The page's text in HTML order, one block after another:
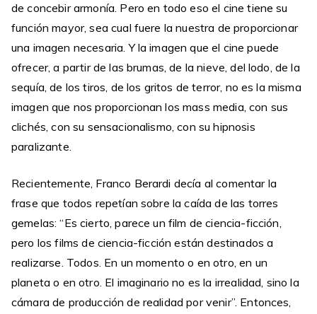
de concebir armonía. Pero en todo eso el cine tiene su
función mayor, sea cual fuere la nuestra de proporcionar
una imagen necesaria. Y la imagen que el cine puede
ofrecer, a partir de las brumas, de la nieve, del lodo, de la
sequía, de los tiros, de los gritos de terror, no es la misma
imagen que nos proporcionan los mass media, con sus
clichés, con su sensacionalismo, con su hipnosis
paralizante.
Recientemente, Franco Berardi decía al comentar la
frase que todos repetían sobre la caída de las torres
gemelas: “Es cierto, parece un film de ciencia-ficción,
pero los films de ciencia-ficción están destinados a
realizarse. Todos. En un momento o en otro, en un
planeta o en otro. El imaginario no es la irrealidad, sino la
cámara de producción de realidad por venir”. Entonces,